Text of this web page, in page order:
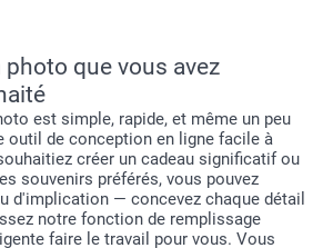
photo que vous avez
est simple, rapide, et même un peu
outil de conception en ligne facile à
créer un cadeau significatif ou
souvenirs préférés, vous pouvez
d'implication — concevez chaque détail
notre fonction de remplissage
faire le travail pour vous. Vous